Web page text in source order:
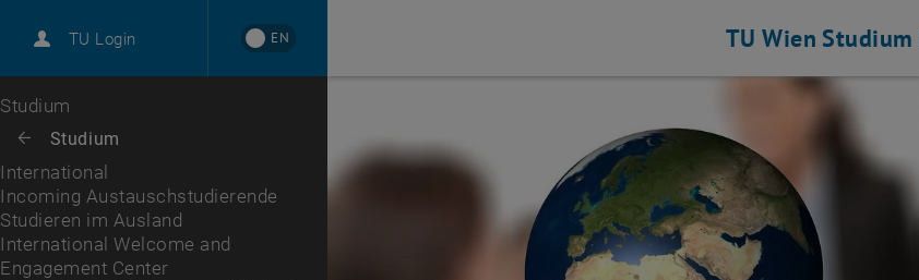
TU Login EN
Karriere
Zur 1. Menü Ebene
Studium
Zurück: Subseiten von Studium auflisten
Zurück zur letzten Ebene:
Studium
International
Incoming Austauschstudierende
Studieren im Ausland
International Welcome and
Engagement Center
TU Wien Studium